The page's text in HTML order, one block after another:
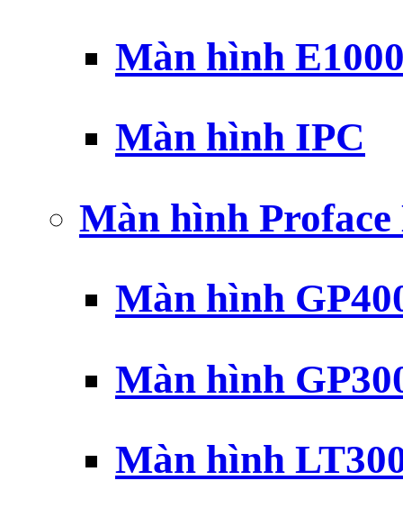
Màn hình
Màn hình IPC
Màn hình
Màn hình
Màn hình
Màn hình